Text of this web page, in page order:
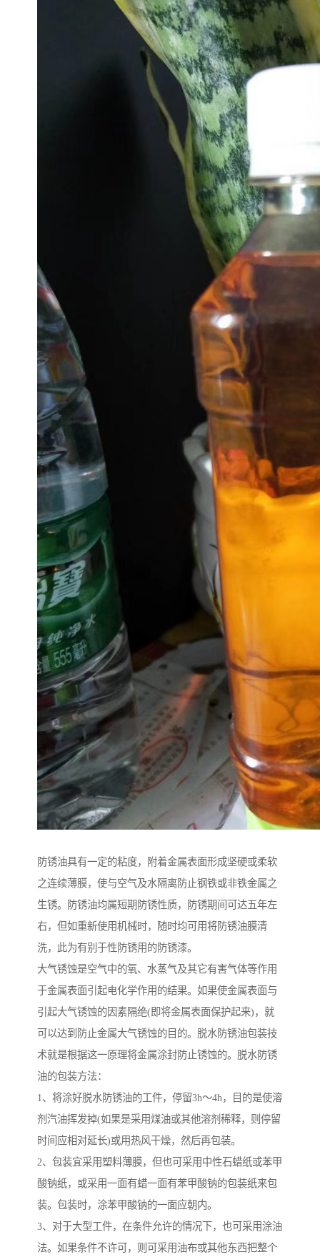
防锈油具有一定的粘度，附着金属表面形成坚硬或柔软
之连续薄膜，使与空气及水隔离防止钢铁或非铁金属之
生锈。防锈油均属短期防锈性质，防锈期间可达五年左
右，但如重新使用机械时，随时均可用将防锈油膜清
洗，此为有别于性防锈用的防锈漆。
大气锈蚀是空气中的氧、水蒸气及其它有害气体等作用
于金属表面引起电化学作用的结果。如果使金属表面与
引起大气锈蚀的因素隔绝(即将金属表面保护起来)，就
可以达到防止金属大气锈蚀的目的。脱水防锈油包装技
术就是根据这一原理将金属涂封防止锈蚀的。脱水防锈
油的包装方法：
1、将涂好脱水防锈油的工件，停留3h～4h，目的是使溶
剂汽油挥发掉(如果是采用煤油或其他溶剂稀释，则停留
时间应相对延长)或用热风干燥，然后再包装。
2、包装宜采用塑料薄膜，但也可采用中性石蜡纸或苯甲
酸钠纸，或采用一面有蜡一面有苯甲酸钠的包装纸来包
装。包装时，涂苯甲酸钠的一面应朝内。
3、对于大型工件，在条件允许的情况下，也可采用涂油
法。如果条件不许可，则可采用油布或其他东西把整个